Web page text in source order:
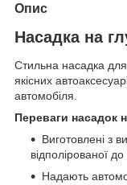
Опис
Насадка на
Стильна насадка
якісних
автомобіля.
Переваги насадок
Виготовлені з
відполірованої до
Надають